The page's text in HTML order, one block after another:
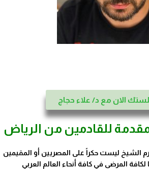
الان مع د/ علاء حجاج
للقادمين من الرياض
الشيخ ليست حكراً على المصريين أو المقيمين
المرضى في كافة أنحاء العالم العربي